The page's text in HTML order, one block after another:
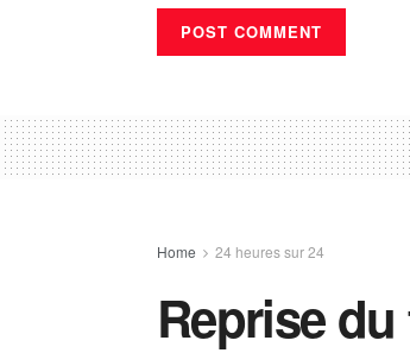
Home 24 heures sur 24
Reprise